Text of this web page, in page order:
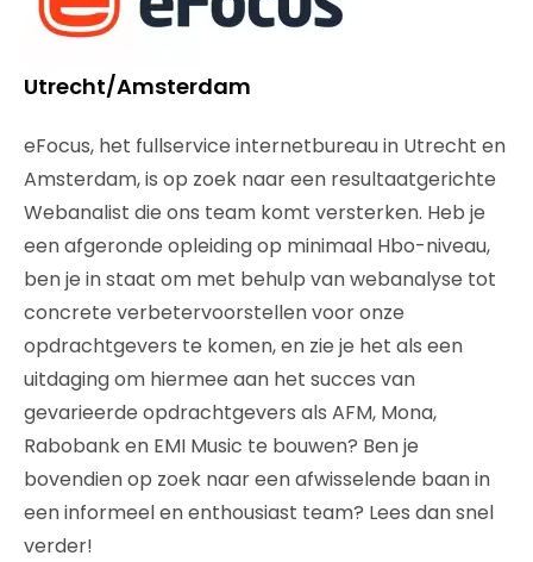
Utrecht/Amsterdam
eFocus, het fullservice internetbureau in Utrecht en
Amsterdam, is op zoek naar een resultaatgerichte
Webanalist die ons team komt versterken. Heb je
een afgeronde opleiding op minimaal Hbo-niveau,
ben je in staat om met behulp van webanalyse tot
concrete verbetervoorstellen voor onze
opdrachtgevers te komen, en zie je het als een
uitdaging om hiermee aan het succes van
gevarieerde opdrachtgevers als AFM, Mona,
Rabobank en EMI Music te bouwen? Ben je
bovendien op zoek naar een afwisselende baan in
een informeel en enthousiast team? Lees dan snel
verder!